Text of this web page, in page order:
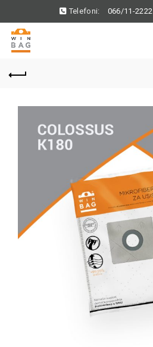
Telefoni: 066/11-2222